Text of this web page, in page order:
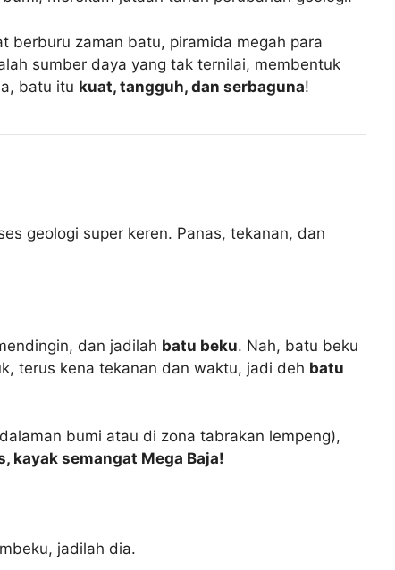
berburu zaman batu, piramida megah para
sumber daya yang tak ternilai, membentuk
batu itu kuat, tangguh, dan serbaguna!
geologi super keren. Panas, tekanan, dan
dan jadilah batu beku. Nah, batu beku
terus kena tekanan dan waktu, jadi deh batu
bumi atau di zona tabrakan lempeng),
kayak semangat Mega Baja!
jadilah dia.